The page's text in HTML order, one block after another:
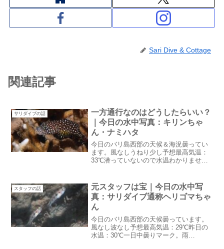
Sari Dive & Cottage
関連記事
サリダイブの話
一方通行なのはどうしたらいい？
｜今日の水中写真：キリンちゃ
ん・ナミハタ
今日のバリ島西部の天候＆海況曇ってい
ます。風なしうねり少し予想最高気温：
33℃潜っていないので水温わかりません
ッとします。今日からゲストダイビング
スタート！通常業...
スタッフの話
元スタッフは宝｜今日の水中写
真：サリダイブ通称ヘリゴマちゃ
ん
今日のバリ島西部の天候曇っています。
風なし波なし予想最高気温：29℃昨日の
水温：30℃一日中曇りマーク。雨